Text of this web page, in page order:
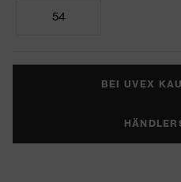
54
BEI UVEX